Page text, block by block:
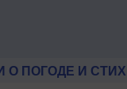
О ПОГОДЕ И